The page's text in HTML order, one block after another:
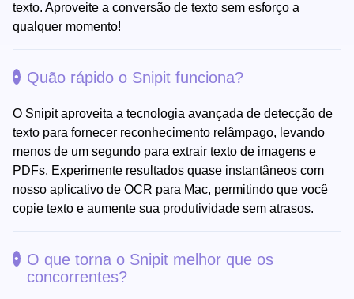
texto. Aproveite a conversão de texto sem esforço a
qualquer momento!
Quão rápido o Snipit funciona?
O Snipit aproveita a tecnologia avançada de detecção de
texto para fornecer reconhecimento relâmpago, levando
menos de um segundo para extrair texto de imagens e
PDFs. Experimente resultados quase instantâneos com
nosso aplicativo de OCR para Mac, permitindo que você
copie texto e aumente sua produtividade sem atrasos.
O que torna o Snipit melhor que os
concorrentes?